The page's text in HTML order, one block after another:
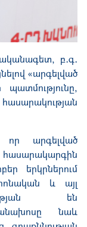
, բ․գ․
նելով «արգելված
պատմությունը,
որ արգելված
հասարակարգին
երկրներում
և այլ
են
նաև